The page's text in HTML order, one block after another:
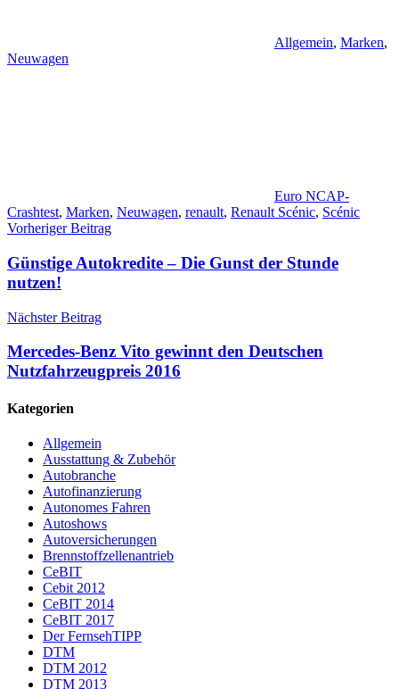
Allgemein, Marken,
Neuwagen
Euro NCAP-
Crashtest, Marken, Neuwagen, renault, Renault Scénic, Scénic
Beitragsnavigation
Vorheriger Beitrag
Günstige Autokredite – Die Gunst der Stunde
nutzen!
Nächster Beitrag
Mercedes-Benz Vito gewinnt den Deutschen
Nutzfahrzeugpreis 2016
Kategorien
Allgemein
Ausstattung & Zubehör
Autobranche
Autofinanzierung
Autonomes Fahren
Autoshows
Autoversicherungen
Brennstoffzellenantrieb
CeBIT
Cebit 2012
CeBIT 2014
CeBIT 2017
Der FernsehTIPP
DTM
DTM 2012
DTM 2013